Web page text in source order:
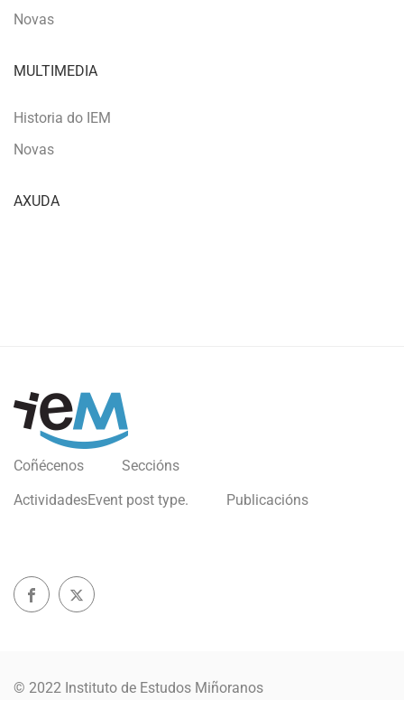
Novas
MULTIMEDIA
Historia do IEM
Novas
AXUDA
Coñécenos
Seccións
ActividadesEvent post type. Publicacións
© 2022 Instituto de Estudos Miñoranos